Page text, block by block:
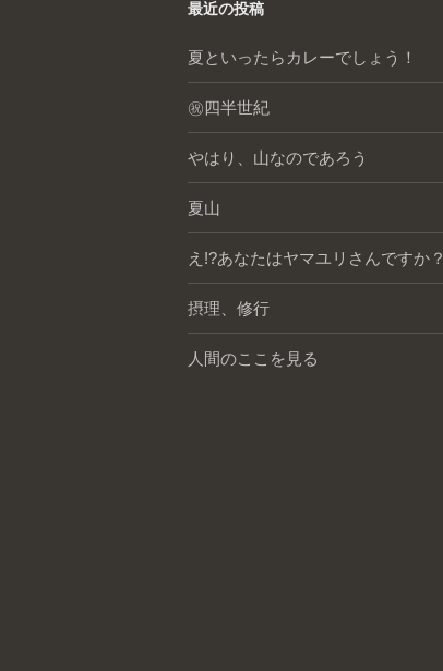
最近の投稿
夏といったらカレーでしょう！
㊗️四半世紀
やはり、山なのであろう
夏山
え!?あなたはヤマユリさんですか？
摂理、修行
人間のここを見る